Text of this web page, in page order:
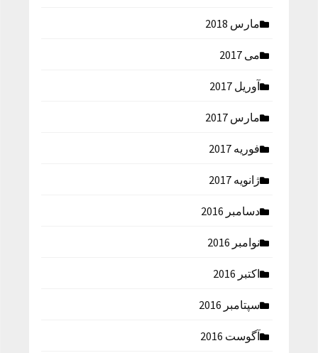
مارس 2018
می 2017
آوریل 2017
مارس 2017
فوریه 2017
ژانویه 2017
دسامبر 2016
نوامبر 2016
اکتبر 2016
سپتامبر 2016
آگوست 2016